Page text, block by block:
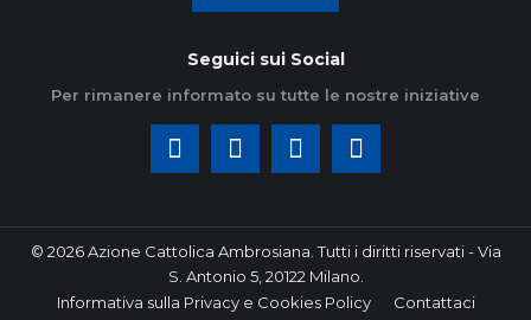
Seguici sui Social
Per rimanere informato su tutte le nostre iniziative
© 2026 Azione Cattolica Ambrosiana. Tutti i diritti riservati - Via
S. Antonio 5, 20122 Milano.
Informativa sulla Privacy e Cookies Policy
Contattaci